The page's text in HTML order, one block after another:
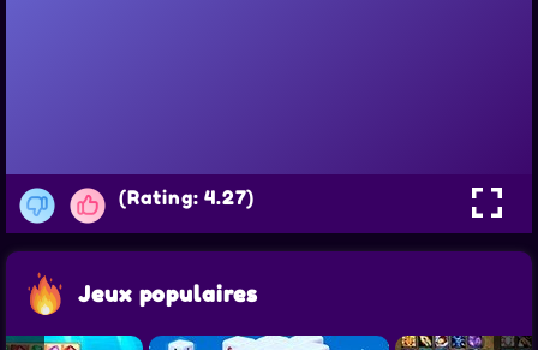
(Rating: 4.27)
Jeux populaires